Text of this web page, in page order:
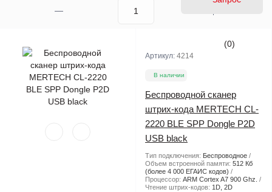
(0)
Артикул: 4214
В наличии
Беспроводной сканер
штрих-кода MERTECH CL-
2220 BLE SPP Dongle P2D
USB black
Тип подключения: Беспроводное
Объем встроенной памяти: 512 Кб
(более 4 000 ЕГАИС кодов)
Процессор: ARM Cortex A7 900 Ghz.
Чтение штрих-кодов: 1D, 2D